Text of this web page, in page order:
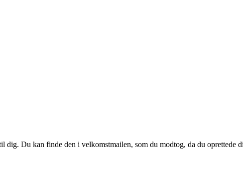
Du kan finde den i velkomstmailen, som du modtog, da du oprettede